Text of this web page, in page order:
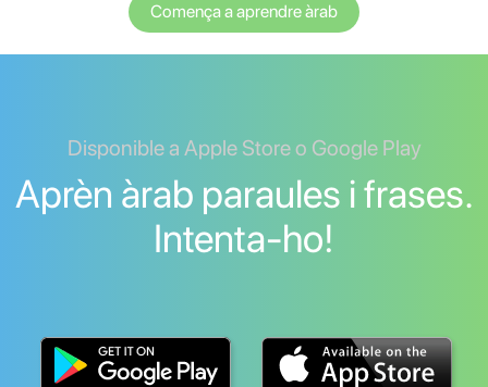
Comença a aprendre àrab
Disponible a Apple Store o Google Play
Aprèn àrab paraules i frases.
Intenta-ho!